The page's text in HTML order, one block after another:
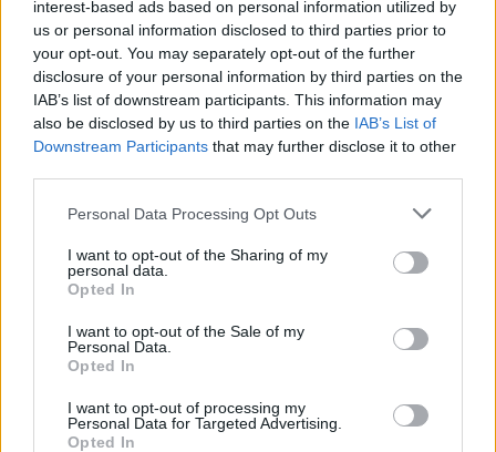
interest-based ads based on personal information utilized by
us or personal information disclosed to third parties prior to
your opt-out. You may separately opt-out of the further
disclosure of your personal information by third parties on the
IAB’s list of downstream participants. This information may
also be disclosed by us to third parties on the IAB’s List of
Downstream Participants that may further disclose it to other
Please note that this website/app uses one or more Google
not limited to your visit or usage behaviour. You may click to
grant or deny consent to Google and its third-party tags to
use your data for below specified purposes in below Google
consent section.
Personal Data Processing Opt Outs
I want to opt-out of the Sharing of my
personal data.
Opted In
I want to opt-out of the Sale of my
Personal Data.
Opted In
I want to opt-out of processing my
Personal Data for Targeted Advertising.
Opted In